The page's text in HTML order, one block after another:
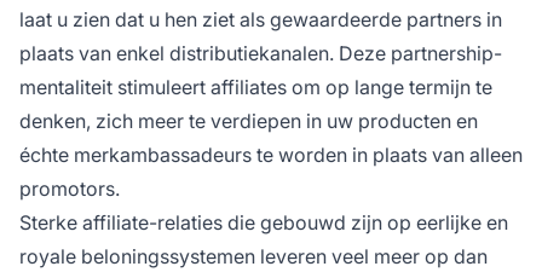
laat u zien dat u hen ziet als gewaardeerde partners in
plaats van enkel distributiekanalen. Deze partnership-
mentaliteit stimuleert affiliates om op lange termijn te
denken, zich meer te verdiepen in uw producten en
échte merkambassadeurs te worden in plaats van alleen
promotors.
Sterke affiliate-relaties die gebouwd zijn op eerlijke en
royale beloningssystemen leveren veel meer op dan